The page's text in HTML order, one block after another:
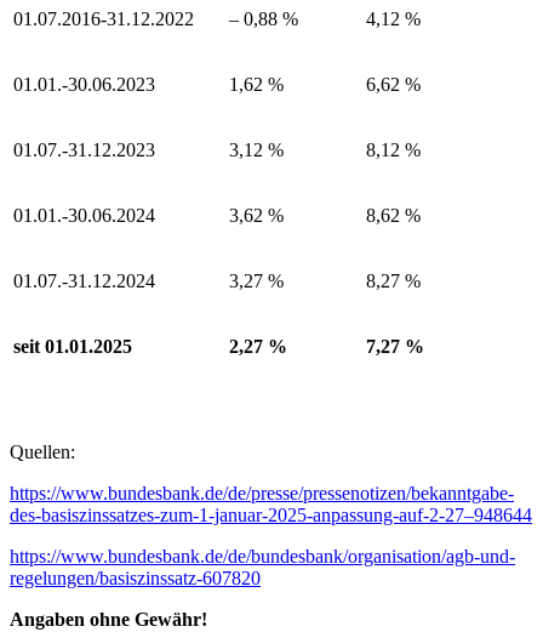
01.07.2016-31.12.2022 – 0,88 % 4,12 %
01.01.-30.06.2023 1,62 % 6,62 %
01.07.-31.12.2023 3,12 % 8,12 %
01.01.-30.06.2024 3,62 % 8,62 %
01.07.-31.12.2024 3,27 % 8,27 %
seit 01.01.2025 2,27 % 7,27 %
Quellen:
https://www.bundesbank.de/de/presse/pressenotizen/bekanntgabe-
des-basiszinssatzes-zum-1-januar-2025-anpassung-auf-2-27–948644
https://www.bundesbank.de/de/bundesbank/organisation/agb-und-
regelungen/basiszinssatz-607820
Angaben ohne Gewähr!